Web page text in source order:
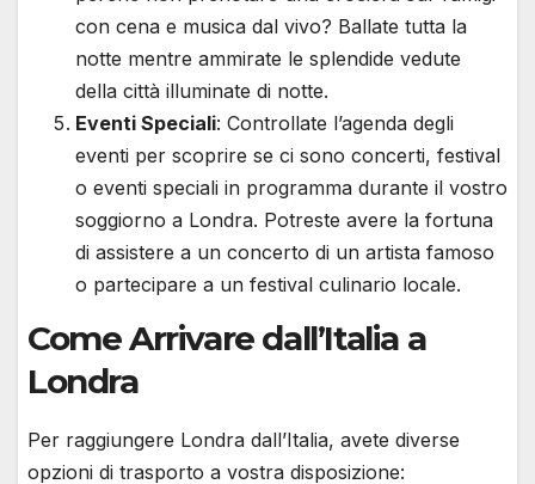
con cena e musica dal vivo? Ballate tutta la
notte mentre ammirate le splendide vedute
della città illuminate di notte.
Eventi Speciali: Controllate l’agenda degli
eventi per scoprire se ci sono concerti, festival
o eventi speciali in programma durante il vostro
soggiorno a Londra. Potreste avere la fortuna
di assistere a un concerto di un artista famoso
o partecipare a un festival culinario locale.
Come Arrivare dall’Italia a
Londra
Per raggiungere Londra dall’Italia, avete diverse
opzioni di trasporto a vostra disposizione: